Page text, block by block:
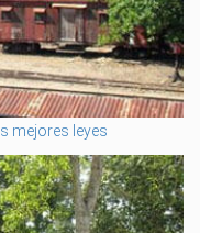
mejores leyes